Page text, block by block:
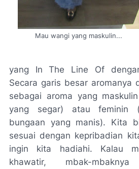
Mau wangi yang maskulin...
yang In The Line Of
Secara garis besar aromanya
sebagai aroma yang
yang segar) atau feminin
bungaan yang manis). Kita
sesuai dengan kepribadian
ingin kita hadiahi. Kalau
khawatir, mbak-